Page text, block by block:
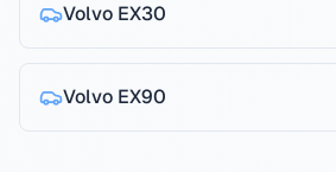
Volvo EX30
Volvo EX90